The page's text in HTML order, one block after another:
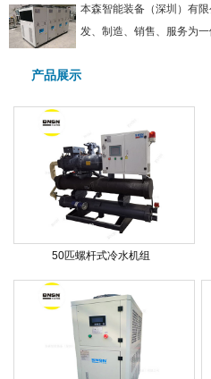
本森智能装备（深圳）有
发、制造、销售、服务为
产品展示
50匹螺杆式冷水机组